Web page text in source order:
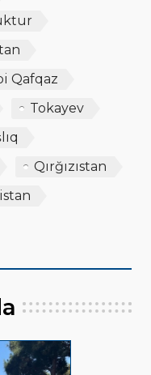
Qafqaz
Tokayev
Qırğızıstan